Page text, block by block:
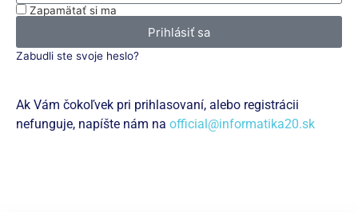
Zapamätať si ma
Prihlásiť sa
Zabudli ste svoje heslo?
Ak Vám čokoľvek pri prihlasovaní, alebo registrácii
nefunguje, napíšte nám na official@informatika20.sk